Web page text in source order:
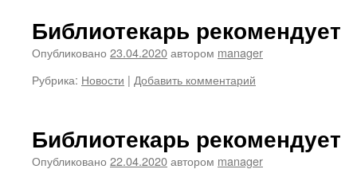
Библиотекарь рекомендует
Опубликовано 23.04.2020автором manager
Рубрика: Новости | Добавить комментарий
Библиотекарь рекомендует
Опубликовано 22.04.2020автором manager